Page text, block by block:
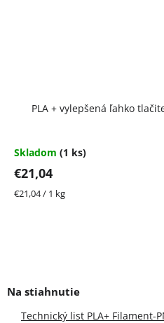
PLA + vylepšená ľahko
Skladom (1 ks)
€21,04
Jednotková
€21,04 / 1 kg
Technický list PLA+ Filament-